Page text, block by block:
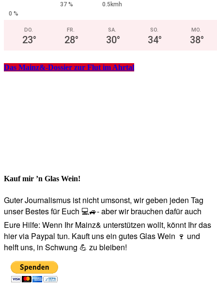
37 %
0.5kmh
0 %
DO.
23°
FR.
28°
SA.
30°
SO.
34°
MO.
38°
Das Mainz&-Dossier zur Flut im Ahrtal
Kauf mir ’n Glas Wein!
Guter Journalismus ist nicht umsonst, wir geben jeden Tag
unser Bestes für Euch 💻🚙- aber wir brauchen dafür auch
Eure Hilfe: Wenn Ihr Mainz& unterstützen wollt, könnt Ihr das
hier via Paypal tun. Kauft uns ein gutes Glas Wein 🍷 und
helft uns, in Schwung 💪 zu bleiben!